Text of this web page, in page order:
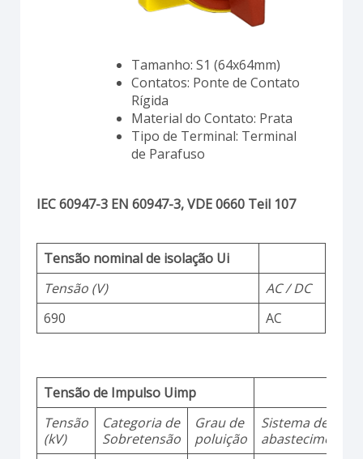
Tamanho: S1 (64x64mm)
Contatos: Ponte de Contato
Rígida
Material do Contato: Prata
Tipo de Terminal: Terminal
de Parafuso
IEC 60947-3 EN 60947-3, VDE 0660 Teil 107
Tensão nominal de isolação Ui
Tensão (V)
AC / DC
690
AC
Tensão de Impulso Uimp
Tensão
(kV)
Categoria de
Sobretensão
Grau de
poluição
Sistema de
abastecimento